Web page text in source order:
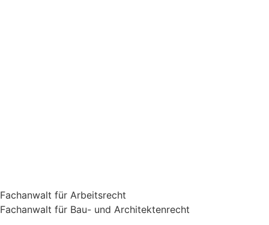
Fachanwalt für Arbeitsrecht
Fachanwalt für Bau- und Architektenrecht